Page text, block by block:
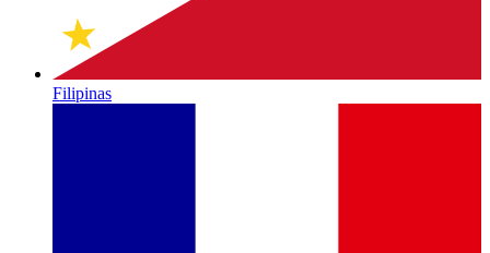
Filipinas